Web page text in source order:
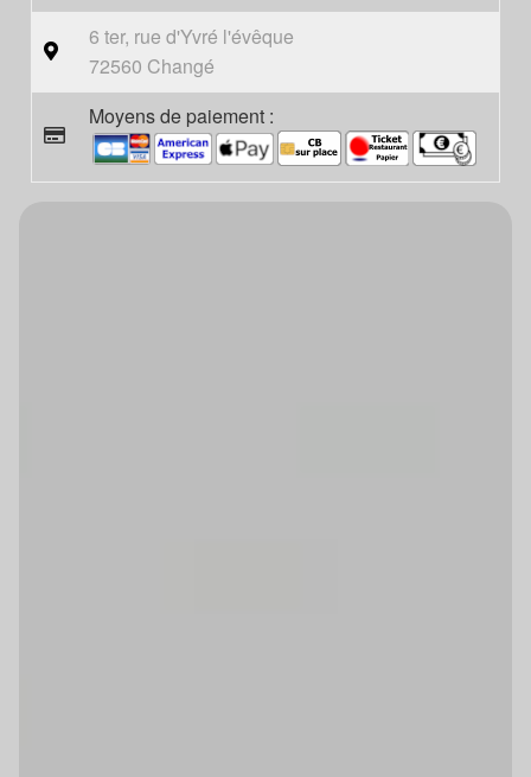
6 ter, rue d'Yvré l'évêque
72560 Changé
Moyens de paiement :